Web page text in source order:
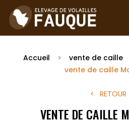
Accueil vente de caille
vente de caille
RETOUR
VENTE DE CAILLE